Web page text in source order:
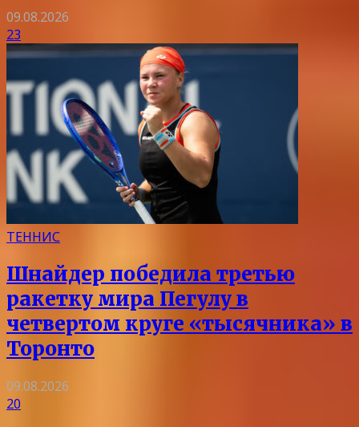
09.08.2026
23
ТЕННИС
Шнайдер победила третью
ракетку мира Пегулу в
четвертом круге «тысячника» в
Торонто
09.08.2026
20